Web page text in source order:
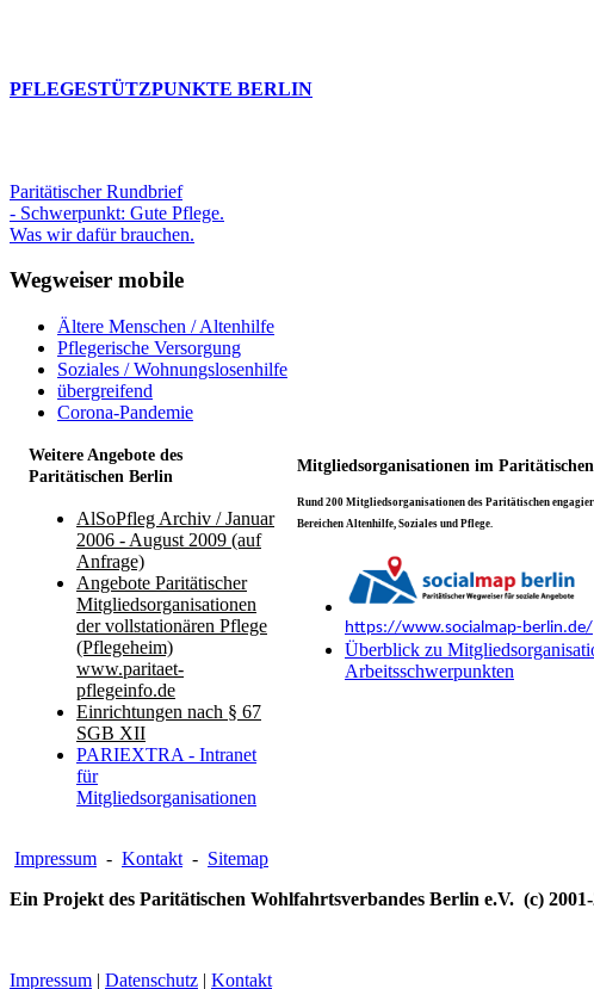
PFLEGESTÜTZPUNKTE BERLIN
Paritätischer Rundbrief
- Schwerpunkt: Gute Pflege.
Was wir dafür brauchen.
Wegweiser mobile
Ältere Menschen / Altenhilfe
Pflegerische Versorgung
Soziales / Wohnungslosenhilfe
übergreifend
Corona-Pandemie
Weitere Angebote des
Paritätischen Berlin
Mitgliedsorganisationen im Paritätischen
AlSoPfleg Archiv / Januar
2006 - August 2009 (auf
Anfrage)
Angebote Paritätischer
Mitgliedsorganisationen
der vollstationären Pflege
(Pflegeheim)
www.paritaet-
pflegeinfo.de
Einrichtungen nach § 67
SGB XII
PARIEXTRA - Intranet
für
Mitgliedsorganisationen
Rund 200 Mitgliedsorganisationen des Paritätischen
Bereichen Altenhilfe, Soziales und Pflege.
https://www.socialmap-berlin.de/
Überblick zu
Arbeitsschwerpunkten
Impressum - Kontakt - Sitemap
Ein Projekt des Paritätischen Wohlfahrtsverbandes Berlin e.V. (c)
Impressum | Datenschutz | Kontakt